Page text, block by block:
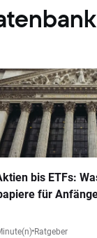
bis ETFs:
für
Ratgeber